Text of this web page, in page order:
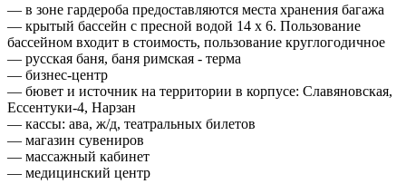
— в зоне гардероба предоставляются места хранения багажа
— крытый бассейн с пресной водой 14 х 6. Пользование
бассейном входит в стоимость, пользование круглогодичное
— русская баня, баня римская - терма
— бизнес-центр
— бювет и источник на территории в корпусе: Славяновская,
Ессентуки-4, Нарзан
— кассы: ава, ж/д, театральных билетов
— магазин сувениров
— массажный кабинет
— медицинский центр